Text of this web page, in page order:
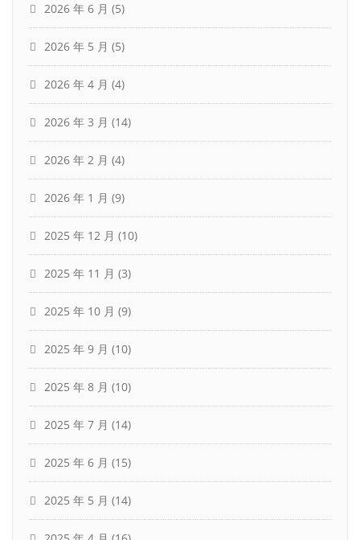
2026 年 6 月 (5)
2026 年 5 月 (5)
2026 年 4 月 (4)
2026 年 3 月 (14)
2026 年 2 月 (4)
2026 年 1 月 (9)
2025 年 12 月 (10)
2025 年 11 月 (3)
2025 年 10 月 (9)
2025 年 9 月 (10)
2025 年 8 月 (10)
2025 年 7 月 (14)
2025 年 6 月 (15)
2025 年 5 月 (14)